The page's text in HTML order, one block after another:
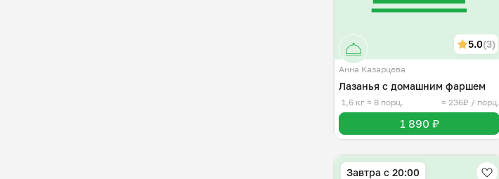
5.0(3)
Анна Казарцева
Лазанья с домашним фаршем
1,6 кг ≈ 8 порц. ≈ 236₽ / порц.
1 890 ₽
Завтра c 20:00